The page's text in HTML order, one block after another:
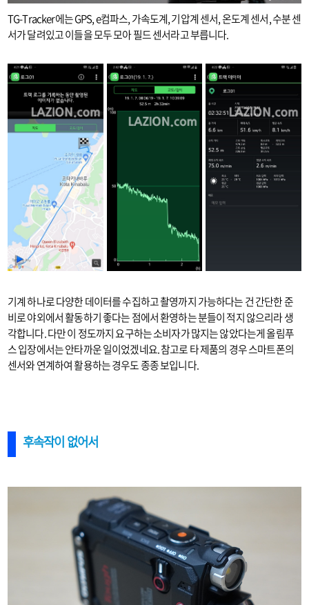
TG-Tracker에는 GPS, e컴파스, 가속도계, 기압계 센서, 온도계 센서, 수분 센
서가 달려있고 이들을 모두 모아 필드 센서라고 부릅니다.
기계 하나로 다양한 데이터를 수집하고 촬영까지 가능하다는 건 간단한 준
비로 야외에서 활동하기 좋다는 점에서 환영하는 분들이 적지 않으리라 생
각합니다. 다만 이 정도까지 요구하는 소비자가 많지는 않았다는게 올림푸
스 입장에서는 안타까운 일이었겠네요. 참고로 타 제품의 경우 스마트폰의
센서와 연계하여 활용하는 경우도 종종 보입니다.
후속작이 없어서